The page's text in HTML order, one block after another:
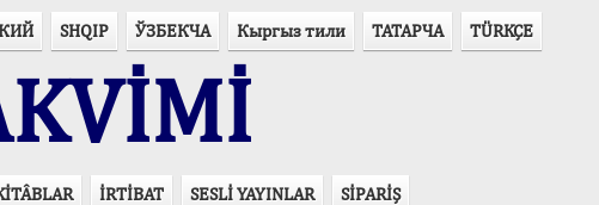
SHQIP ЎЗБЕКЧА Кыргыз тили ТАТАРЧА TÜRKÇE
İRTİBAT SESLİ YAYINLAR SİPARİŞ